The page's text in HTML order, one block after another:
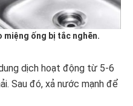
ống bị tắc nghẽn.
dịch hoạt động từ 5-6
Sau đó, xả nước mạnh để